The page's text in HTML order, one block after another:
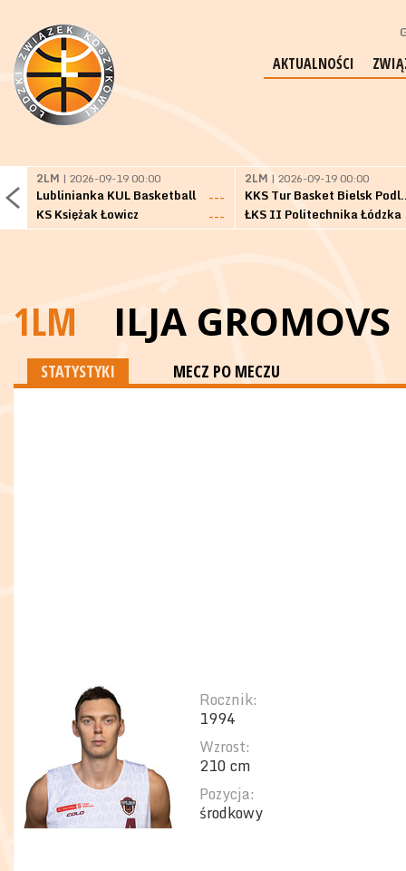
AKTUALNOŚCI
2LM | 2026-09-19 00:00
Lublinianka KUL Basketball
---
KS Księżak Łowicz
---
2LM | 2026-09-19 00:00
KKS Tur
ŁKS II Politechnika Łódzka
1LM ILJA GROMOVS
STATYSTYKI MECZ PO MECZU
Rocznik:
1994
Wzrost:
210 cm
Pozycja:
środkowy